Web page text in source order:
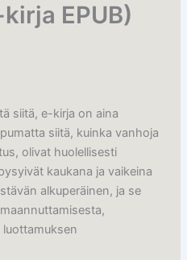
EPUB)
siitä, e-kirja on aina
siitä, kuinka vanhoja
olivat huolellisesti
kaukana ja vaikeina
alkuperäinen, ja se
luottamuksen